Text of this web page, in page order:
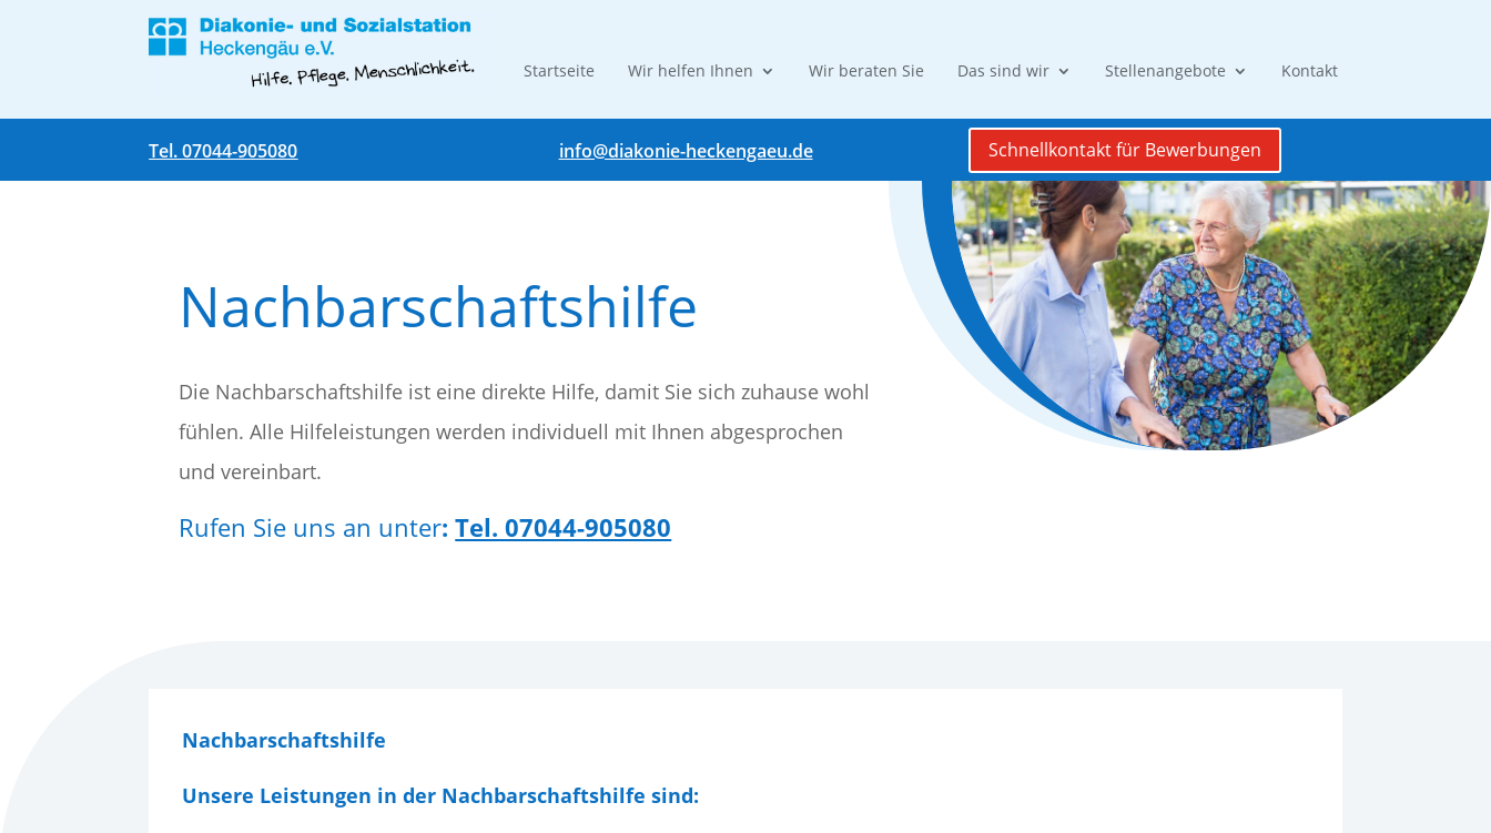
Startseite Wir helfen Ihnen Wir beraten Sie Das sind wir Stellenangebote Kontakt
Tel. 07044-905080 info@diakonie-heckengaeu.de Schnellkontakt für Bewerbungen
Nachbarschaftshilfe
Die Nachbarschaftshilfe ist eine direkte Hilfe, damit Sie sich zuhause wohl
fühlen. Alle Hilfeleistungen werden individuell mit Ihnen abgesprochen
und vereinbart.
Rufen Sie uns an unter:Tel. 07044-905080
Nachbarschaftshilfe
Unsere Leistungen in der Nachbarschaftshilfe sind: